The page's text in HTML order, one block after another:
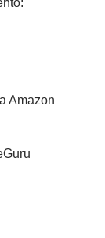
Amazon